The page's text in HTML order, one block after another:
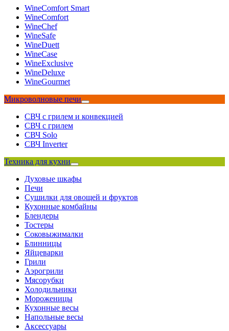
WineComfort Smart
WineComfort
WineChef
WineSafe
WineDuett
WineCase
WineExclusive
WineDeluxe
WineGourmet
Микроволновые печи
СВЧ с грилем и конвекцией
СВЧ с грилем
СВЧ Solo
СВЧ Inverter
Техника для кухни
Духовые шкафы
Печи
Сушилки для овощей и фруктов
Кухонные комбайны
Блендеры
Тостеры
Соковыжималки
Блинницы
Яйцеварки
Грили
Аэрогрили
Мясорубки
Холодильники
Мороженицы
Кухонные весы
Напольные весы
Аксессуары